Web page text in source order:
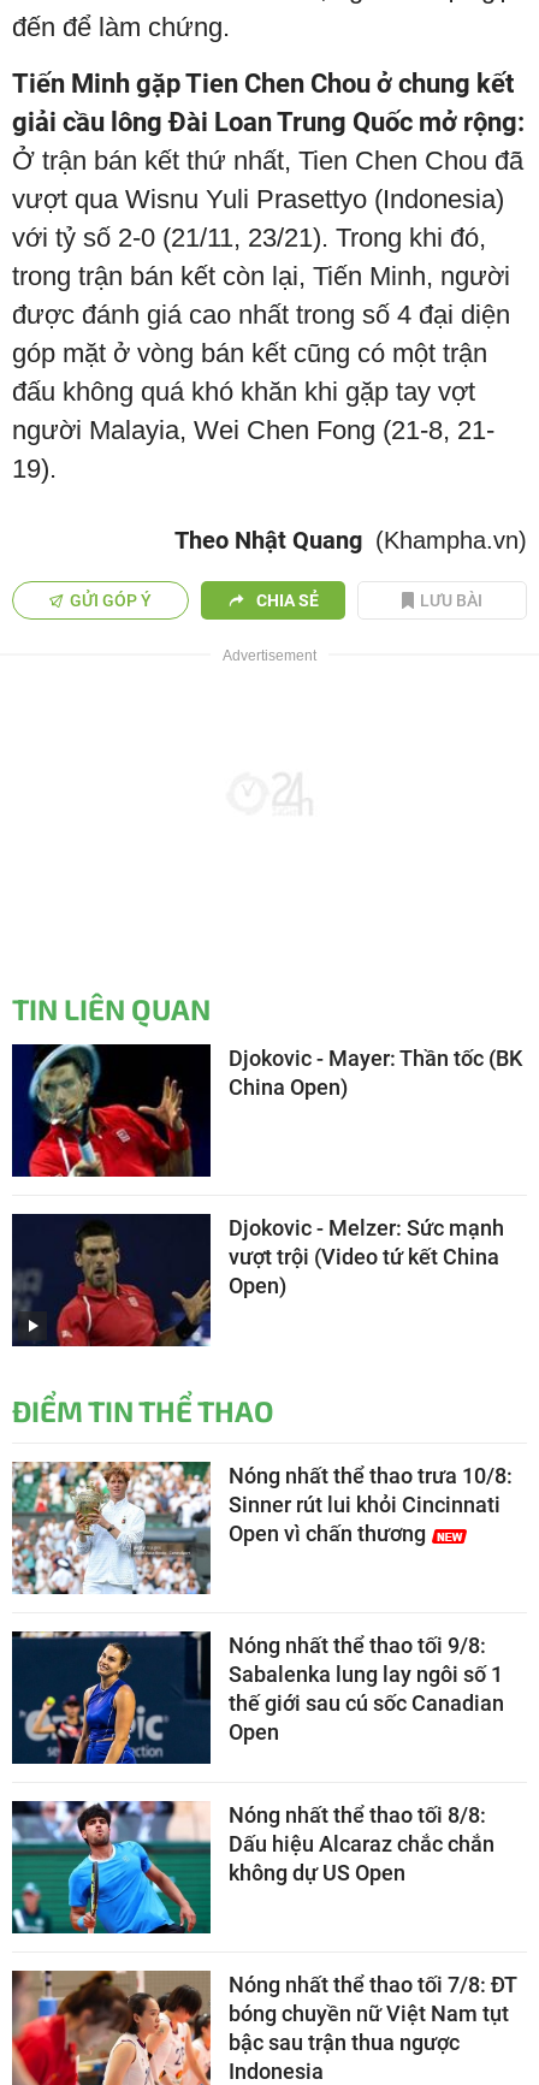
đến để làm chứng.
Tiến Minh gặp Tien Chen Chou ở chung kết
giải cầu lông Đài Loan Trung Quốc mở rộng:
Ở trận bán kết thứ nhất, Tien Chen Chou đã
vượt qua Wisnu Yuli Prasettyo (Indonesia)
với tỷ số 2-0 (21/11, 23/21). Trong khi đó,
trong trận bán kết còn lại, Tiến Minh, người
được đánh giá cao nhất trong số 4 đại diện
góp mặt ở vòng bán kết cũng có một trận
đấu không quá khó khăn khi gặp tay vợt
người Malayia, Wei Chen Fong (21-8, 21-
19).
Theo Nhật Quang (Khampha.vn)
GỬI GÓP Ý CHIA SẺ LƯU BÀI
TIN LIÊN QUAN
Djokovic - Mayer: Thần tốc (BK
China Open)
Djokovic - Melzer: Sức mạnh
vượt trội (Video tứ kết China
Open)
ĐIỂM TIN THỂ THAO
Nóng nhất thể thao trưa 10/8:
Sinner rút lui khỏi Cincinnati
Open vì chấn thương
Nóng nhất thể thao tối 9/8:
Sabalenka lung lay ngôi số 1
thế giới sau cú sốc Canadian
Open
Nóng nhất thể thao tối 8/8:
Dấu hiệu Alcaraz chắc chắn
không dự US Open
Nóng nhất thể thao tối 7/8: ĐT
bóng chuyền nữ Việt Nam tụt
bậc sau trận thua ngược
Indonesia